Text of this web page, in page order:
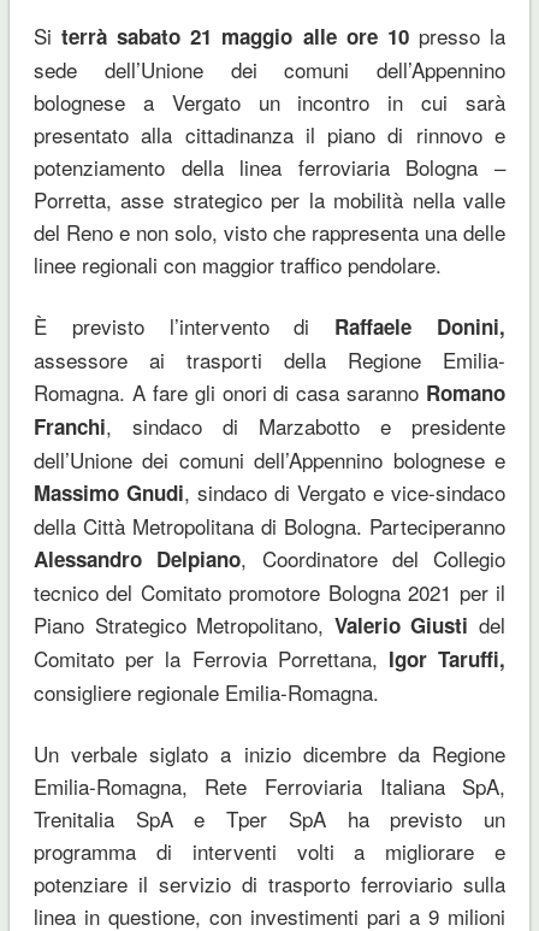
Si terrà sabato 21 maggio alle ore 10presso la
sede dell’Unione dei comuni dell’Appennino
bolognese a Vergato un incontro in cui sarà
presentato alla cittadinanza il piano di rinnovo e
potenziamento della linea ferroviaria Bologna –
Porretta, asse strategico per la mobilità nella valle
del Reno e non solo, visto che rappresenta una delle
linee regionali con maggior traffico pendolare.
È previsto l’intervento di Raffaele Donini,
assessore ai trasporti della Regione Emilia-
Romagna. A fare gli onori di casa saranno Romano
Franchi, sindaco di Marzabotto e presidente
dell’Unione dei comuni dell’Appennino bolognese e
Massimo Gnudi, sindaco di Vergato e vice-sindaco
della Città Metropolitana di Bologna. Parteciperanno
Alessandro Delpiano, Coordinatore del Collegio
tecnico del Comitato promotore Bologna 2021 per il
Piano Strategico Metropolitano, Valerio Giustidel
Comitato per la Ferrovia Porrettana, Igor Taruffi,
consigliere regionale Emilia-Romagna.
Un verbale siglato a inizio dicembre da Regione
Emilia-Romagna, Rete Ferroviaria Italiana SpA,
Trenitalia SpA e Tper SpA ha previsto un
programma di interventi volti a migliorare e
potenziare il servizio di trasporto ferroviario sulla
linea in questione, con investimenti pari a 9 milioni